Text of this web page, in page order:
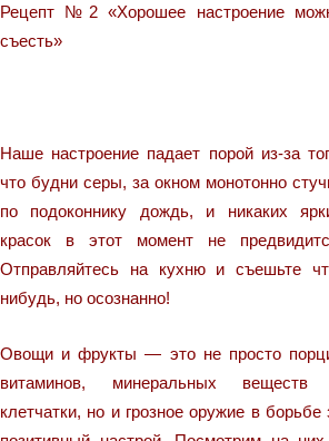
Рецепт №2 «Хорошее настроение
съесть»
Наше настроение падает порой из-за
что будни серы, за окном монотонно
по подоконнику дождь, и никаких
красок в этот момент не
Отправляйтесь на кухню и съешьте
нибудь, но осознанно!
Овощи и фрукты — это не просто
витаминов, минеральных
клетчатки, но и грозное оружие в борьбе